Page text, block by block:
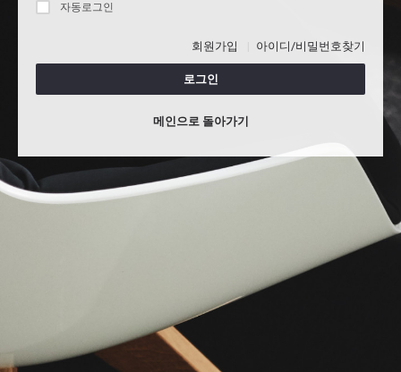
자동로그인
회원가입 아이디/비밀번호찾기
로그인
메인으로 돌아가기